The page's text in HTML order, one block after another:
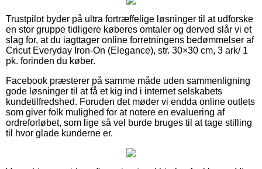
Trustpilot byder på ultra fortræffelige løsninger til at udforske
en stor gruppe tidligere køberes omtaler og derved slår vi et
slag for, at du iagttager online forretningens bedømmelser af
Cricut Everyday Iron-On (Elegance), str. 30×30 cm, 3 ark/ 1
pk. forinden du køber.
Facebook præsterer på samme måde uden sammenligning
gode løsninger til at få et kig ind i internet selskabets
kundetilfredshed. Foruden det møder vi endda online outlets
som giver folk mulighed for at notere en evaluering af
ordreforløbet, som lige så vel burde bruges til at tage stilling
til hvor glade kunderne er.